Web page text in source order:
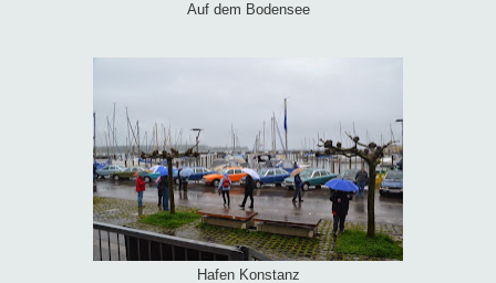
Auf dem Bodensee
Hafen Konstanz